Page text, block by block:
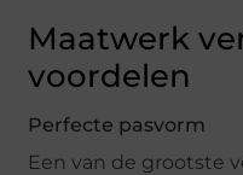
Maatwerk
voordelen
Perfecte pasvorm
Een van de grootste